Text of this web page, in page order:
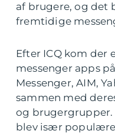
af brugere, og det
fremtidige
Efter ICQ kom der
messenger apps
Messenger, AIM,
sammen med
og brugergrupper.
blev især